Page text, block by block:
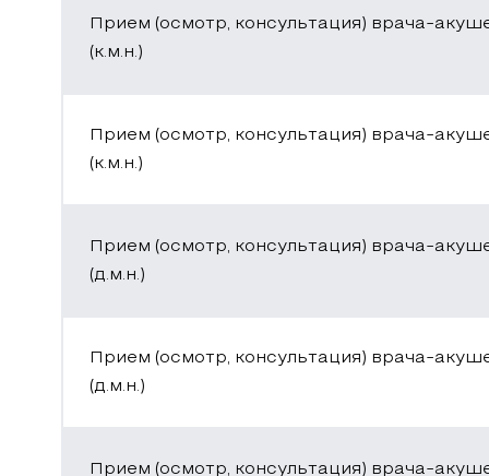
Прием (осмотр, консультация) врача-
(к.м.н.)
Прием (осмотр, консультация) врача-
(к.м.н.)
Прием (осмотр, консультация) врача-
(д.м.н.)
Прием (осмотр, консультация) врача-
(д.м.н.)
Прием (осмотр, консультация) врача-